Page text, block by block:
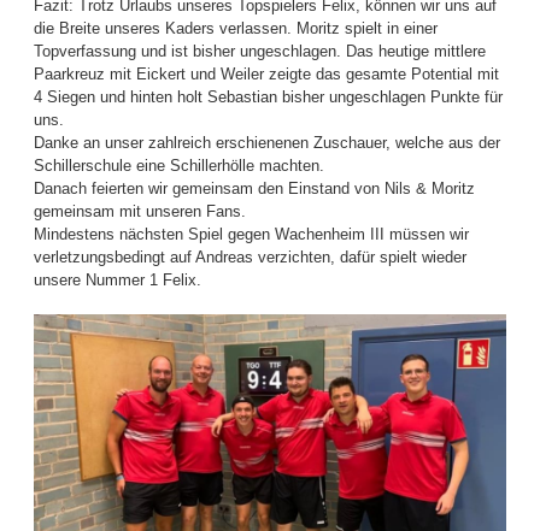
Fazit: Trotz Urlaubs unseres Topspielers Felix, können wir uns auf
die Breite unseres Kaders verlassen. Moritz spielt in einer
Topverfassung und ist bisher ungeschlagen. Das heutige mittlere
Paarkreuz mit Eickert und Weiler zeigte das gesamte Potential mit
4 Siegen und hinten holt Sebastian bisher ungeschlagen Punkte für
uns.
Danke an unser zahlreich erschienenen Zuschauer, welche aus der
Schillerschule eine Schillerhölle machten.
Danach feierten wir gemeinsam den Einstand von Nils & Moritz
gemeinsam mit unseren Fans.
Mindestens nächsten Spiel gegen Wachenheim III müssen wir
verletzungsbedingt auf Andreas verzichten, dafür spielt wieder
unsere Nummer 1 Felix.